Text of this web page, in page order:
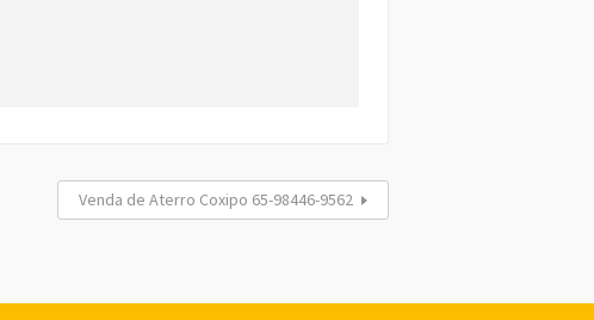
Venda de Aterro Coxipo 65-98446-9562